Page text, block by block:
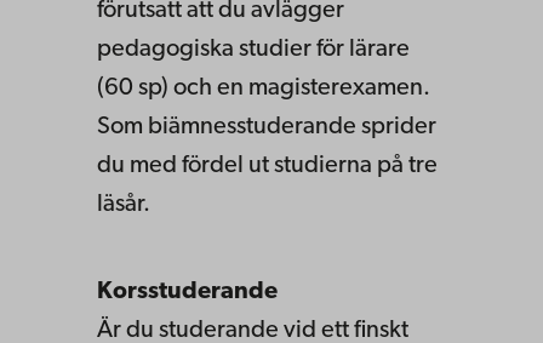
förutsatt att du avlägger
pedagogiska studier för lärare
(60 sp) och en magisterexamen.
Som biämnesstuderande sprider
du med fördel ut studierna på tre
läsår.
Korsstuderande
Är du studerande vid ett finskt